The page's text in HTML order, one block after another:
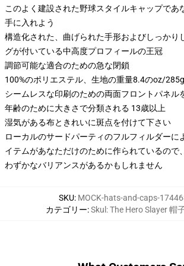
このよく建設された野球スタイルキャップであ
手に入れよう
構造化された、曲げられた手形およびしっかり
グが付いている中高度プロフィールの王冠
調節可能な適合のための急な閉鎖
100%のポリエステル、生地の重量8.4のoz/
シームレスな印刷のための両面フロントパネル
年齢のために大きさで分類される 13歳以上
湿気がある布ときれいに斑点を付けて下さい
ローカルのサードパーティのフルフィルダーに
イテムがあなただけのために作られているので
わずかなバリアンスがあるかもしれません
SKU: MOCK-hats-and-caps-
カテゴリー:Skul: The Hero Slayer 帽